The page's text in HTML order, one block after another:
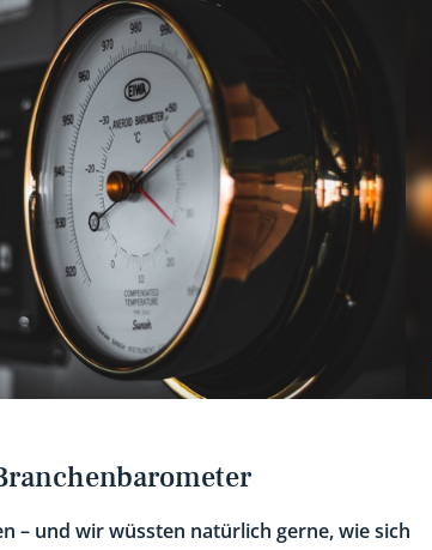
– und wir wüssten natürlich gerne, wie sich